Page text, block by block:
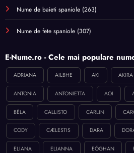
Nume de baieti spaniole (263)
Nume de fete spaniole (307)
E-Nume.ro - Cele mai populare
ADRIANA AILBHE AKI AKIRA
ANTONIA ANTONIETTA AOI
BÉLA CALLISTO CARLIN
CODY CÆLESTIS DARA
ELIANA ELIANNA EÓGHAN